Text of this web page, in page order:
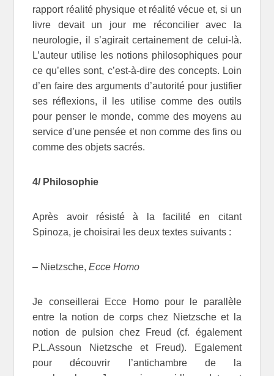
rapport réalité physique et réalité vécue et, si un
livre devait un jour me réconcilier avec la
neurologie, il s’agirait certainement de celui-là.
L’auteur utilise les notions philosophiques pour
ce qu’elles sont, c’est-à-dire des concepts. Loin
d’en faire des arguments d’autorité pour justifier
ses réflexions, il les utilise comme des outils
pour penser le monde, comme des moyens au
service d’une pensée et non comme des fins ou
comme des objets sacrés.
4/ Philosophie
Après avoir résisté à la facilité en citant
Spinoza, je choisirai les deux textes suivants :
– Nietzsche,Ecce Homo
Je conseillerai Ecce Homo pour le parallèle
entre la notion de corps chez Nietzsche et la
notion de pulsion chez Freud (cf. également
P.L.Assoun Nietzsche et Freud). Egalement
pour découvrir l’antichambre de la